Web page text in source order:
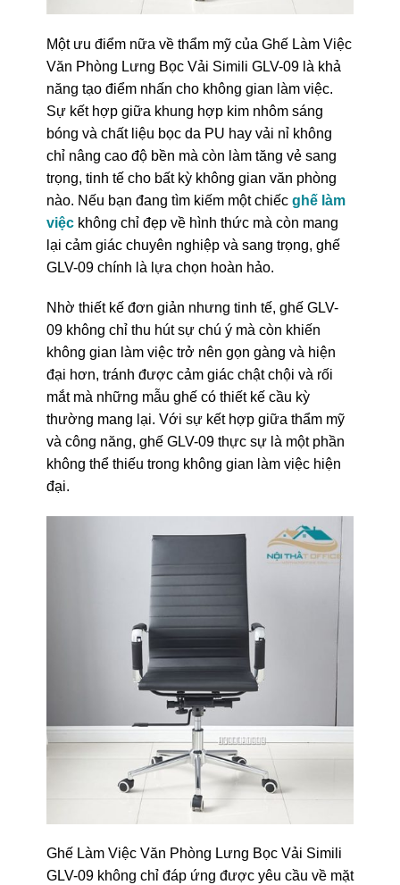
Một ưu điểm nữa về thẩm mỹ của Ghế Làm Việc
Văn Phòng Lưng Bọc Vải Simili GLV-09 là khả
năng tạo điểm nhấn cho không gian làm việc.
Sự kết hợp giữa khung hợp kim nhôm sáng
bóng và chất liệu bọc da PU hay vải nỉ không
chỉ nâng cao độ bền mà còn làm tăng vẻ sang
trọng, tinh tế cho bất kỳ không gian văn phòng
nào. Nếu bạn đang tìm kiếm một chiếc ghế làm
việckhông chỉ đẹp về hình thức mà còn mang
lại cảm giác chuyên nghiệp và sang trọng, ghế
GLV-09 chính là lựa chọn hoàn hảo.
Nhờ thiết kế đơn giản nhưng tinh tế, ghế GLV-
09 không chỉ thu hút sự chú ý mà còn khiến
không gian làm việc trở nên gọn gàng và hiện
đại hơn, tránh được cảm giác chật chội và rối
mắt mà những mẫu ghế có thiết kế cầu kỳ
thường mang lại. Với sự kết hợp giữa thẩm mỹ
và công năng, ghế GLV-09 thực sự là một phần
không thể thiếu trong không gian làm việc hiện
đại.
Ghế Làm Việc Văn Phòng Lưng Bọc Vải Simili
GLV-09 không chỉ đáp ứng được yêu cầu về mặt